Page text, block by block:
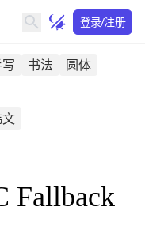
登录/注册
书法
圆体
Fallback